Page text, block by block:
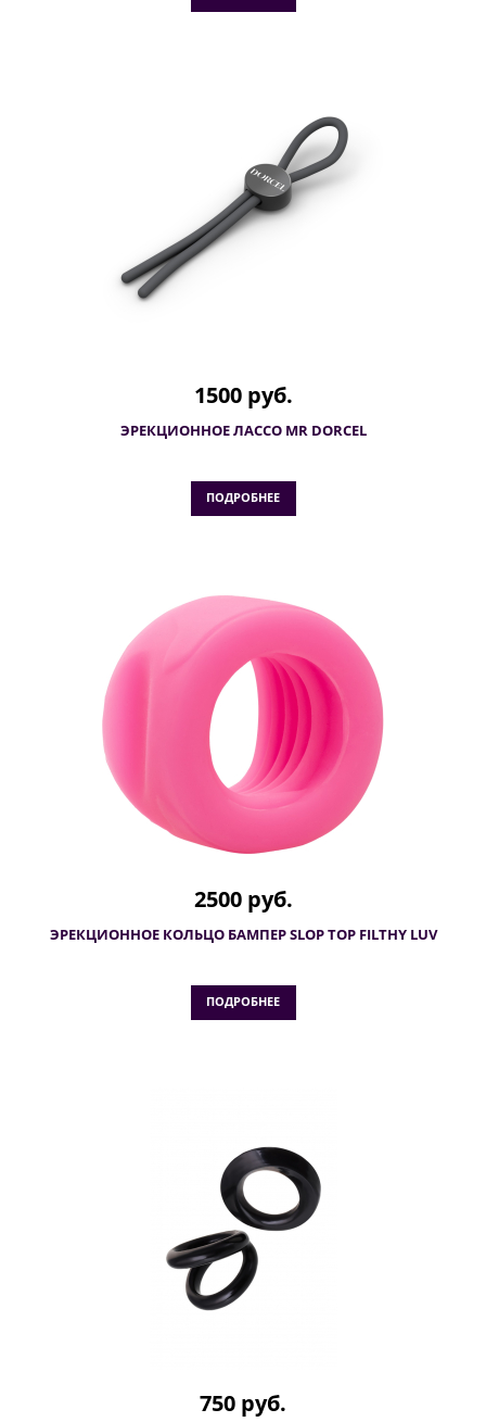
1500 руб.
ЭРЕКЦИОННОЕ ЛАССО MR DORCEL
ПОДРОБНЕЕ
2500 руб.
ЭРЕКЦИОННОЕ КОЛЬЦО БАМПЕР SLOP TOP FILTHY LUV
ПОДРОБНЕЕ
750 руб.